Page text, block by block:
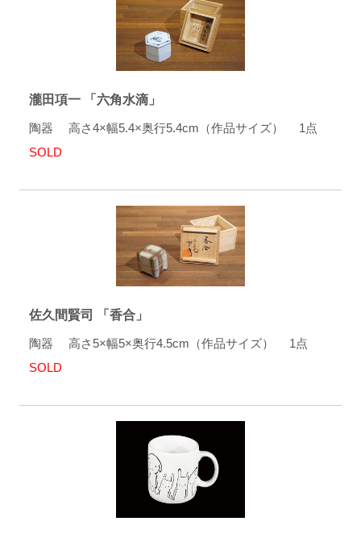
瀧田項一 「六角水滴」
陶器 高さ4×幅5.4×奥行5.4cm（作品サイズ） 1点
SOLD
佐久間賢司 「香合」
陶器 高さ5×幅5×奥行4.5cm（作品サイズ） 1点
SOLD